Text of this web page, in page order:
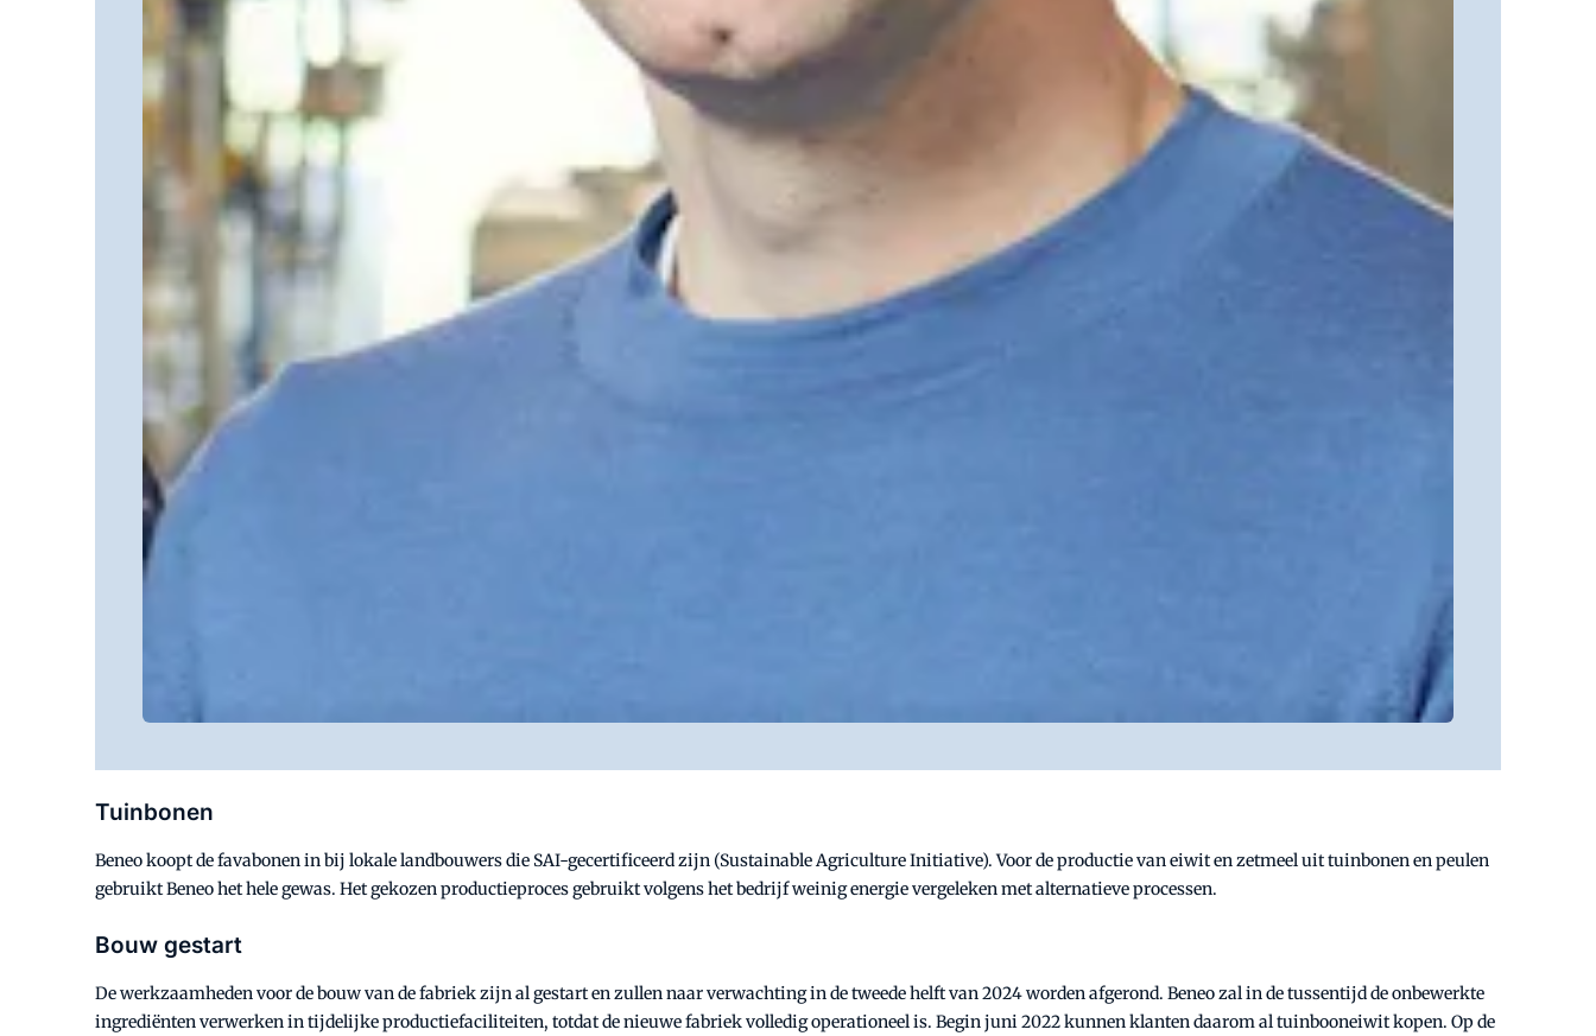
Tuinbonen
Beneo koopt de favabonen in bij lokale landbouwers die SAI-gecertificeerd zijn (Sustainable Agriculture Initiative). Voor de productie van eiwit en zetmeel uit tuinbonen en peulen
gebruikt Beneo het hele gewas. Het gekozen productieproces gebruikt volgens het bedrijf weinig energie vergeleken met alternatieve processen.
Bouw gestart
De werkzaamheden voor de bouw van de fabriek zijn al gestart en zullen naar verwachting in de tweede helft van 2024 worden afgerond. Beneo zal in de tussentijd de onbewerkte
ingrediënten verwerken in tijdelijke productiefaciliteiten, totdat de nieuwe fabriek volledig operationeel is. Begin juni 2022 kunnen klanten daarom al tuinbooneiwit kopen. Op de